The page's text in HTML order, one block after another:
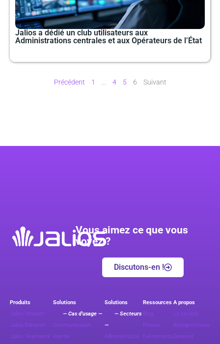
Jalios a dédié un club utilisateurs aux
Administrations centrales et aux Opérateurs de l’État
Précédent 1 4 5 6 Suivant
Vous aimez ce que vous
voyez ?
Discutons-en !
Produits
Jalios Intranet
Jalios Extranet
Jalios Teamwork
Solutions
— Cas d’usage —
Communication
interne
Solutions
— Secteurs
—
Administration
Ressources
Blog
Presse
Evénements
A propos
La société
Rejoignez-nous
Devenez